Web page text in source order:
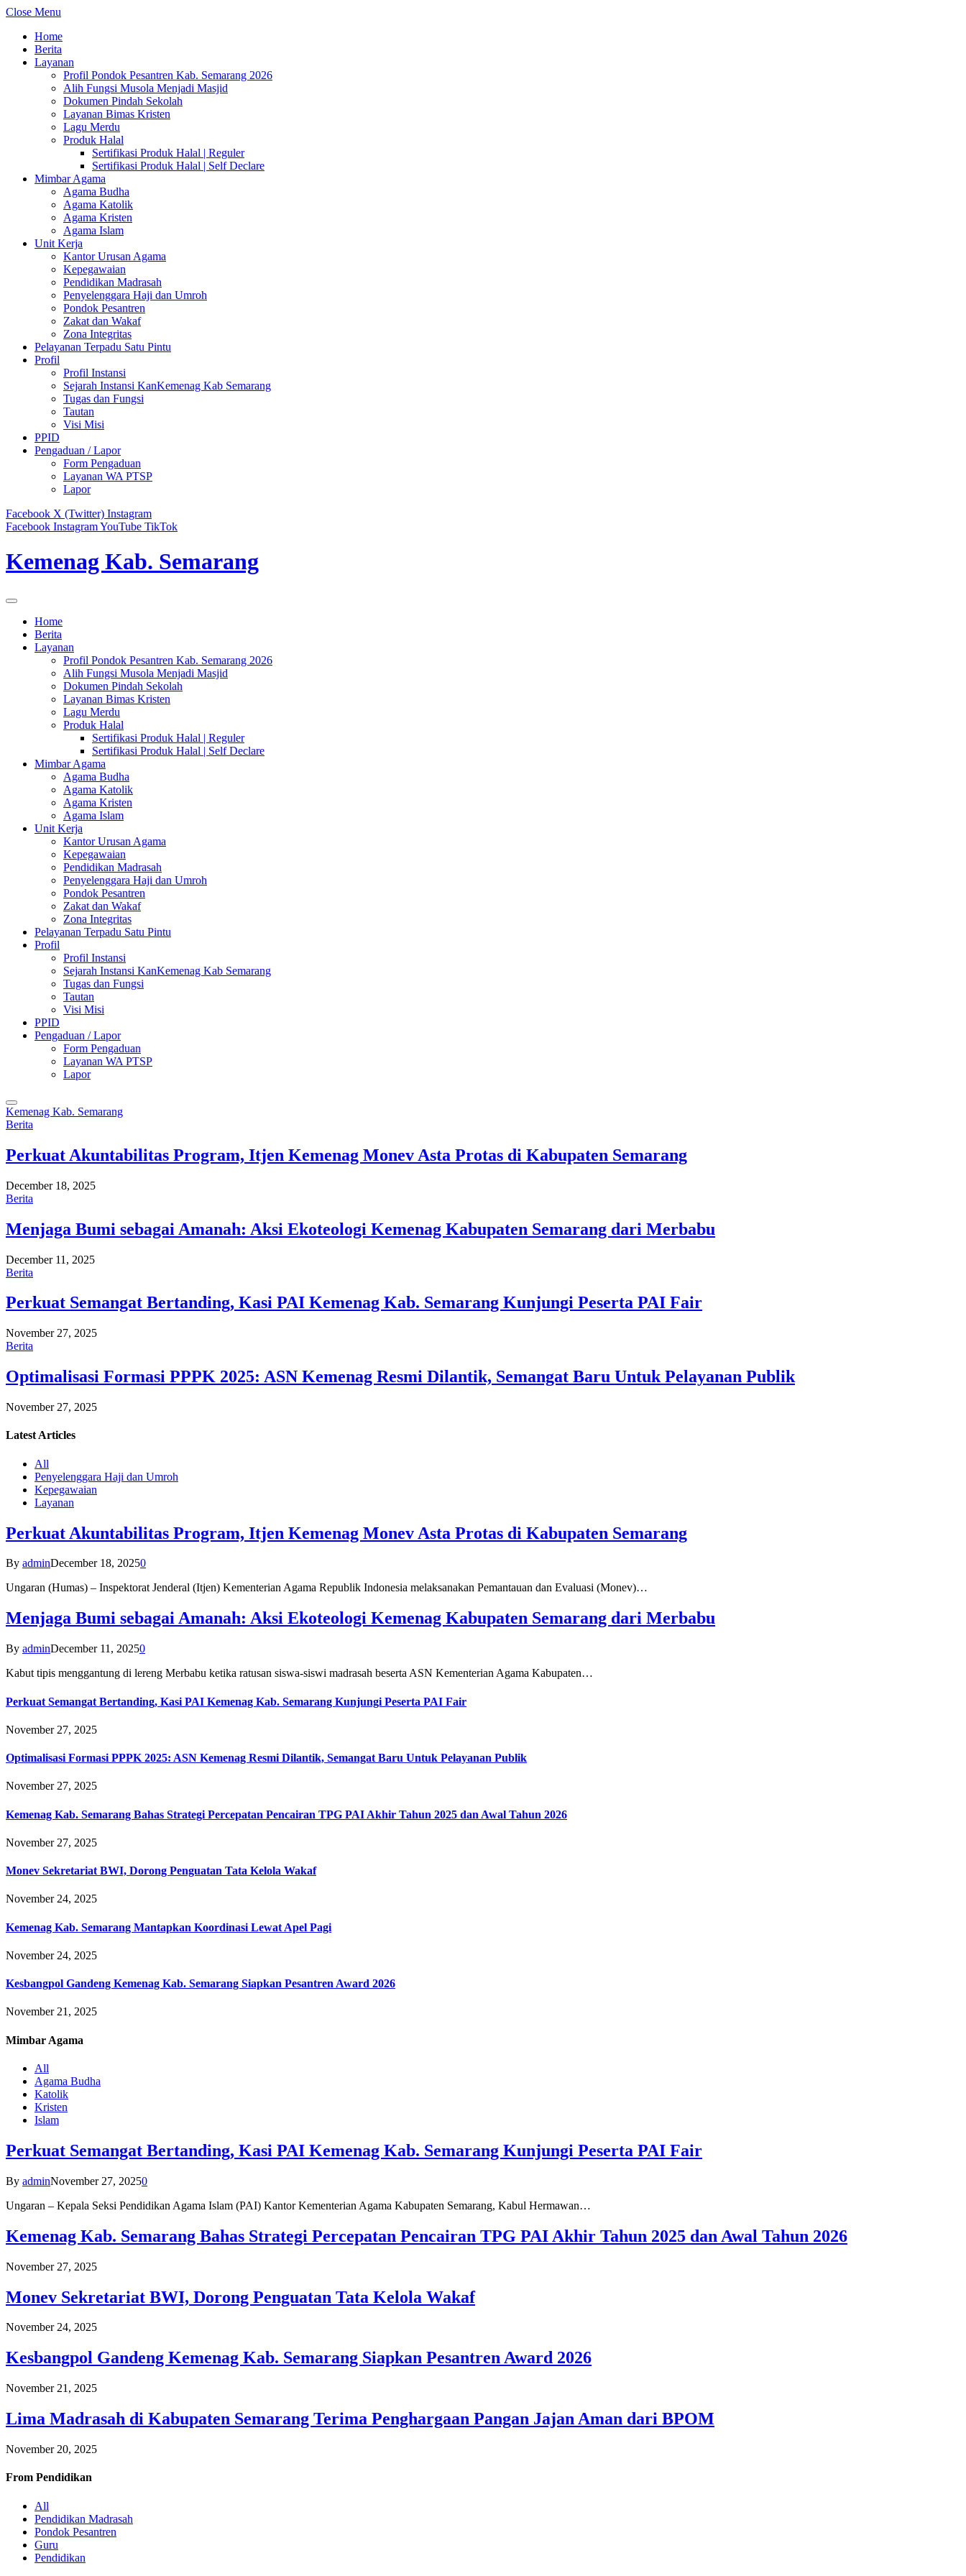
Close Menu
Home
Berita
Layanan
Profil Pondok Pesantren Kab. Semarang 2026
Alih Fungsi Musola Menjadi Masjid
Dokumen Pindah Sekolah
Layanan Bimas Kristen
Lagu Merdu
Produk Halal
Sertifikasi Produk Halal | Reguler
Sertifikasi Produk Halal | Self Declare
Mimbar Agama
Agama Budha
Agama Katolik
Agama Kristen
Agama Islam
Unit Kerja
Kantor Urusan Agama
Kepegawaian
Pendidikan Madrasah
Penyelenggara Haji dan Umroh
Pondok Pesantren
Zakat dan Wakaf
Zona Integritas
Pelayanan Terpadu Satu Pintu
Profil
Profil Instansi
Sejarah Instansi KanKemenag Kab Semarang
Tugas dan Fungsi
Tautan
Visi Misi
PPID
Pengaduan / Lapor
Form Pengaduan
Layanan WA PTSP
Lapor
Facebook X (Twitter) Instagram
Facebook InstagramYouTube TikTok
Kemenag Kab. Semarang
Home
Berita
Layanan
Profil Pondok Pesantren Kab. Semarang 2026
Alih Fungsi Musola Menjadi Masjid
Dokumen Pindah Sekolah
Layanan Bimas Kristen
Lagu Merdu
Produk Halal
Sertifikasi Produk Halal | Reguler
Sertifikasi Produk Halal | Self Declare
Mimbar Agama
Agama Budha
Agama Katolik
Agama Kristen
Agama Islam
Unit Kerja
Kantor Urusan Agama
Kepegawaian
Pendidikan Madrasah
Penyelenggara Haji dan Umroh
Pondok Pesantren
Zakat dan Wakaf
Zona Integritas
Pelayanan Terpadu Satu Pintu
Profil
Profil Instansi
Sejarah Instansi KanKemenag Kab Semarang
Tugas dan Fungsi
Tautan
Visi Misi
PPID
Pengaduan / Lapor
Form Pengaduan
Layanan WA PTSP
Lapor
Kemenag Kab. Semarang
Berita
Perkuat Akuntabilitas Program, Itjen Kemenag Monev Asta Protas di Kabupaten Semarang
December 18, 2025
Berita
Menjaga Bumi sebagai Amanah: Aksi Ekoteologi Kemenag Kabupaten Semarang dari Merbabu
December 11, 2025
Berita
Perkuat Semangat Bertanding, Kasi PAI Kemenag Kab. Semarang Kunjungi Peserta PAI Fair
November 27, 2025
Berita
Optimalisasi Formasi PPPK 2025: ASN Kemenag Resmi Dilantik, Semangat Baru Untuk Pelayanan Publik
November 27, 2025
Latest Articles
All
Penyelenggara Haji dan Umroh
Kepegawaian
Layanan
Perkuat Akuntabilitas Program, Itjen Kemenag Monev Asta Protas di Kabupaten Semarang
By adminDecember 18, 20250
Ungaran (Humas) – Inspektorat Jenderal (Itjen) Kementerian Agama Republik Indonesia melaksanakan Pemantauan dan Evaluasi (Monev)…
Menjaga Bumi sebagai Amanah: Aksi Ekoteologi Kemenag Kabupaten Semarang dari Merbabu
By adminDecember 11, 20250
Kabut tipis menggantung di lereng Merbabu ketika ratusan siswa-siswi madrasah beserta ASN Kementerian Agama Kabupaten…
Perkuat Semangat Bertanding, Kasi PAI Kemenag Kab. Semarang Kunjungi Peserta PAI Fair
November 27, 2025
Optimalisasi Formasi PPPK 2025: ASN Kemenag Resmi Dilantik, Semangat Baru Untuk Pelayanan Publik
November 27, 2025
Kemenag Kab. Semarang Bahas Strategi Percepatan Pencairan TPG PAI Akhir Tahun 2025 dan Awal Tahun 2026
November 27, 2025
Monev Sekretariat BWI, Dorong Penguatan Tata Kelola Wakaf
November 24, 2025
Kemenag Kab. Semarang Mantapkan Koordinasi Lewat Apel Pagi
November 24, 2025
Kesbangpol Gandeng Kemenag Kab. Semarang Siapkan Pesantren Award 2026
November 21, 2025
Mimbar Agama
All
Agama Budha
Katolik
Kristen
Islam
Perkuat Semangat Bertanding, Kasi PAI Kemenag Kab. Semarang Kunjungi Peserta PAI Fair
By adminNovember 27, 20250
Ungaran – Kepala Seksi Pendidikan Agama Islam (PAI) Kantor Kementerian Agama Kabupaten Semarang, Kabul Hermawan…
Kemenag Kab. Semarang Bahas Strategi Percepatan Pencairan TPG PAI Akhir Tahun 2025 dan Awal Tahun 2026
November 27, 2025
Monev Sekretariat BWI, Dorong Penguatan Tata Kelola Wakaf
November 24, 2025
Kesbangpol Gandeng Kemenag Kab. Semarang Siapkan Pesantren Award 2026
November 21, 2025
Lima Madrasah di Kabupaten Semarang Terima Penghargaan Pangan Jajan Aman dari BPOM
November 20, 2025
From Pendidikan
All
Pendidikan Madrasah
Pondok Pesantren
Guru
Pendidikan